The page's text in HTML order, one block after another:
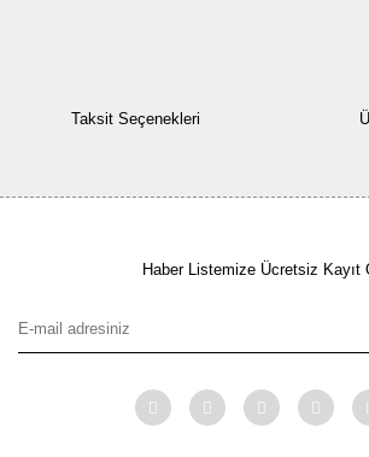
Taksit Seçenekleri
Haber Listemize Ücretsiz Kayıt